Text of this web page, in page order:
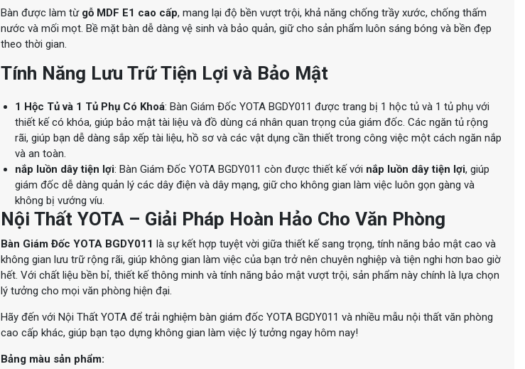
Bàn được làm từ gỗ MDF E1 cao cấp, mang lại độ bền vượt trội, khả năng chống trầy xước, chống thấm
nước và mối mọt. Bề mặt bàn dễ dàng vệ sinh và bảo quản, giữ cho sản phẩm luôn sáng bóng và bền đẹp
theo thời gian.
Tính Năng Lưu Trữ Tiện Lợi và Bảo Mật
1 Hộc Tủ và 1 Tủ Phụ Có Khoá: Bàn Giám Đốc YOTA BGDY011 được trang bị 1 hộc tủ và 1 tủ phụ với
thiết kế có khóa, giúp bảo mật tài liệu và đồ dùng cá nhân quan trọng của giám đốc. Các ngăn tủ rộng
rãi, giúp bạn dễ dàng sắp xếp tài liệu, hồ sơ và các vật dụng cần thiết trong công việc một cách ngăn nắp
và an toàn.
nắp luồn dây tiện lợi: Bàn Giám Đốc YOTA BGDY011 còn được thiết kế với nắp luồn dây tiện lợi, giúp
giám đốc dễ dàng quản lý các dây điện và dây mạng, giữ cho không gian làm việc luôn gọn gàng và
không bị vướng víu.
Nội Thất YOTA – Giải Pháp Hoàn Hảo Cho Văn Phòng
Bàn Giám Đốc YOTA BGDY011 là sự kết hợp tuyệt vời giữa thiết kế sang trọng, tính năng bảo mật cao và
không gian lưu trữ rộng rãi, giúp không gian làm việc của bạn trở nên chuyên nghiệp và tiện nghi hơn bao giờ
hết. Với chất liệu bền bỉ, thiết kế thông minh và tính năng bảo mật vượt trội, sản phẩm này chính là lựa chọn
lý tưởng cho mọi văn phòng hiện đại.
Hãy đến với Nội Thất YOTA để trải nghiệm bàn giám đốc YOTA BGDY011 và nhiều mẫu nội thất văn phòng
cao cấp khác, giúp bạn tạo dựng không gian làm việc lý tưởng ngay hôm nay!
Bảng màu sản phẩm: